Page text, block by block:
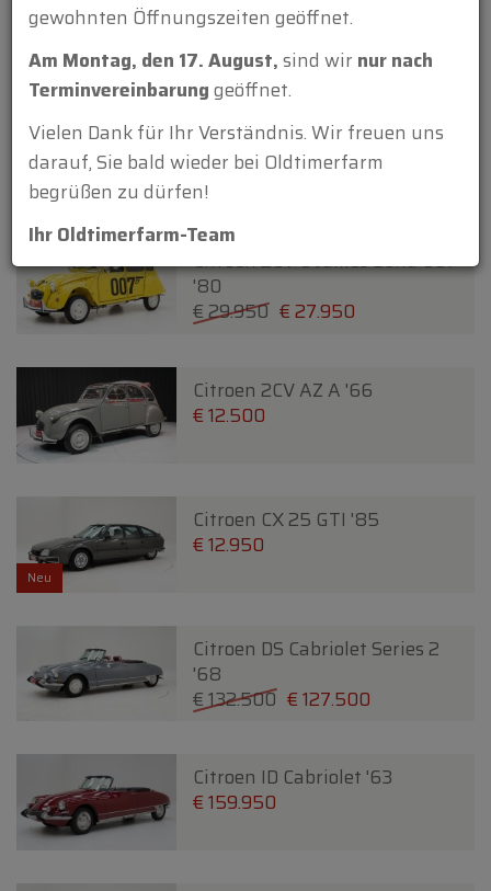
Position DHC By Carlton '37
€ 24.950 € 22.500
Neu
Citroen 2 CV '79
€ 19.950
Citroen 2CV 6 James Bond 007
'80
€ 29.950 € 27.950
Citroen 2CV AZ A '66
€ 12.500
Neu
Citroen CX 25 GTI '85
€ 12.950
Citroen DS Cabriolet Series 2
'68
€ 132.500 € 127.500
Citroen ID Cabriolet '63
€ 159.950
gewohnten Öffnungszeiten geöffnet.
Am Montag, den 17. August,sind wir nur nach
Terminvereinbarunggeöffnet.
Vielen Dank für Ihr Verständnis. Wir freuen uns
darauf, Sie bald wieder bei Oldtimerfarm
begrüßen zu dürfen!
Ihr Oldtimerfarm-Team